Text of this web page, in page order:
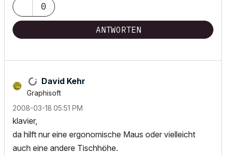
0
ANTWORTEN
David Kehr
Graphisoft
‎2008-03-18 05:51 PM
klavier,
da hilft nur eine ergonomische Maus oder vielleicht
auch eine andere Tischhöhe.